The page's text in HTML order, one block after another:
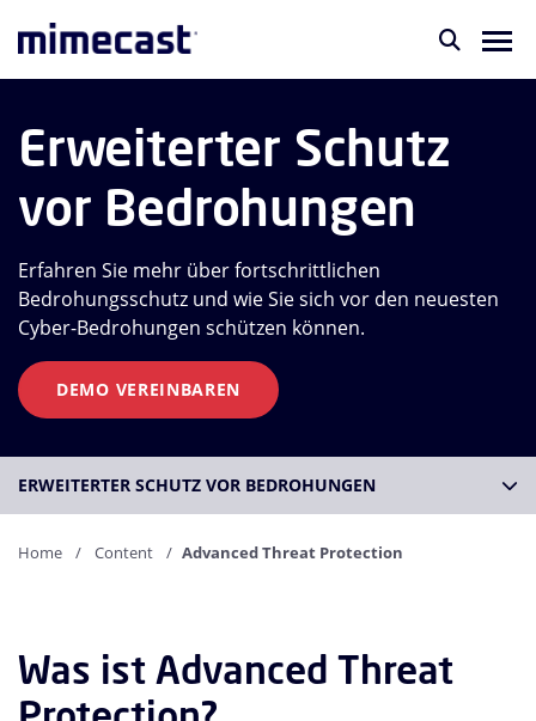
Erweiterter Schutz
vor Bedrohungen
Erfahren Sie mehr über fortschrittlichen
Bedrohungsschutz und wie Sie sich vor den neuesten
Cyber-Bedrohungen schützen können.
DEMO VEREINBAREN
ERWEITERTER SCHUTZ VOR BEDROHUNGEN
Home Content Advanced Threat Protection
Was ist Advanced Threat